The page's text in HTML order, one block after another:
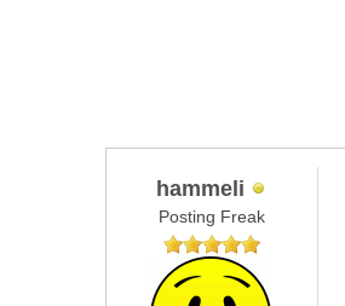
hammeli
Posting Freak